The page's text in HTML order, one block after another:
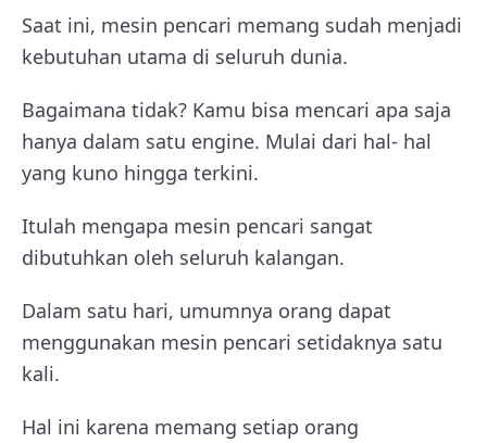
Saat ini, mesin pencari memang sudah menjadi
kebutuhan utama di seluruh dunia.
Bagaimana tidak? Kamu bisa mencari apa saja
hanya dalam satu engine. Mulai dari hal- hal
yang kuno hingga terkini.
Itulah mengapa mesin pencari sangat
dibutuhkan oleh seluruh kalangan.
Dalam satu hari, umumnya orang dapat
menggunakan mesin pencari setidaknya satu
kali.
Hal ini karena memang setiap orang